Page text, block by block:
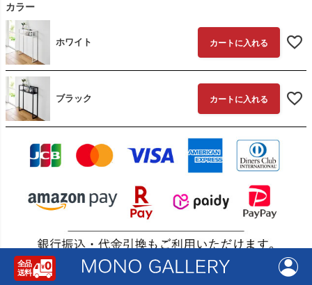
カラー
ホワイト カートに入れる
ブラック カートに入れる